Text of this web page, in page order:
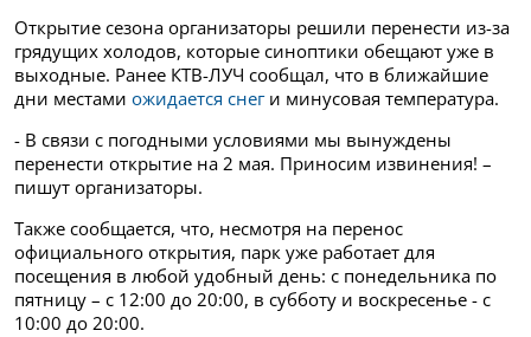
Открытие сезона организаторы решили перенести из-за
грядущих холодов, которые синоптики обещают уже в
выходные. Ранее КТВ-ЛУЧ сообщал, что в ближайшие
дни местами ожидается снеги минусовая температура.
- В связи с погодными условиями мы вынуждены
перенести открытие на 2 мая. Приносим извинения! –
пишут организаторы.
Также сообщается, что, несмотря на перенос
официального открытия, парк уже работает для
посещения в любой удобный день: с понедельника по
пятницу – с 12:00 до 20:00, в субботу и воскресенье - с
10:00 до 20:00.